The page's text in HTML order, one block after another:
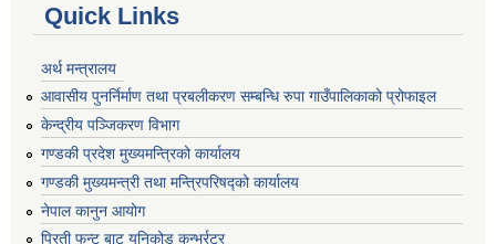
Quick Links
अर्थ मन्त्रालय
आवासीय पुनर्निर्माण तथा प्रबलीकरण सम्बन्धि रुपा गाउँपालिकाको प्रोफाइल
केन्द्रीय पञ्जिकरण विभाग
गण्डकी प्रदेश मुख्यमन्त्रिको कार्यालय
गण्डकी मुख्यमन्त्री तथा मन्त्रिपरिषद्को कार्यालय
नेपाल कानुन आयोग
प्रिती फन्ट बाट युनिकोड कन्भर्रटर